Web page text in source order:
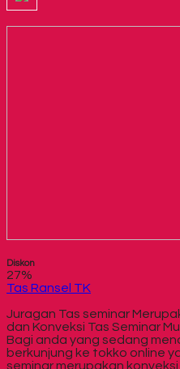
Diskon
27%
Tas Ransel TK
Juragan Tas seminar
dan Konveksi Tas Seminar
Bagi anda yang sedang
berkunjung ke tokko online
seminar merupakan